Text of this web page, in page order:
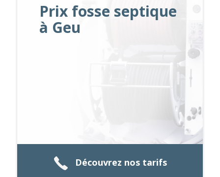
Prix fosse septique
à Geu
Découvrez nos tarifs